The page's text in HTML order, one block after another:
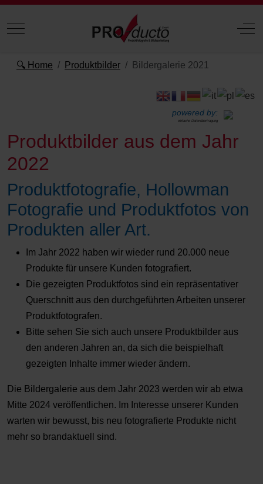
Mobile Menu Toggle Off-
🔍 Home Produktbilder Bildergalerie 2021
powered by:
einfache Datenübertragung
Produktbilder aus dem Jahr
2022
Produktfotografie, Hollowman
Fotografie und Produktfotos von
Produkten aller Art.
Im Jahr 2022 haben wir wieder rund 20.000 neue
Produkte für unsere Kunden fotografiert.
Die gezeigten Produktfotos sind ein repräsentativer
Querschnitt aus den durchgeführten Arbeiten unserer
Produktfotografen.
Bitte sehen Sie sich auch unsere Produktbilder aus
den anderen Jahren an, da sich die beispielhaft
gezeigten Inhalte immer wieder ändern.
Die Bildergalerie aus dem Jahr 2023 werden wir ab etwa
Mitte 2024 veröffentlichen. Im Interesse unserer Kunden
warten wir bewusst, bis neu fotografierte Produkte nicht
mehr so brandaktuell sind.